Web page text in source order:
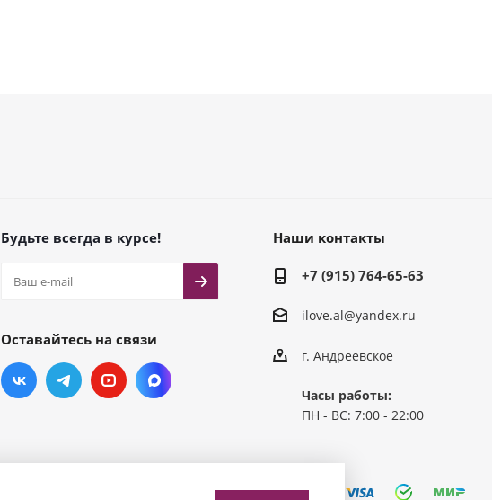
Будьте всегда в курсе!
Оставайтесь на связи
Наши контакты
+7 (915) 764-65-63
ilove.al@yandex.ru
г. Андреевское
Часы работы:
ПН - ВС: 7:00 - 22:00